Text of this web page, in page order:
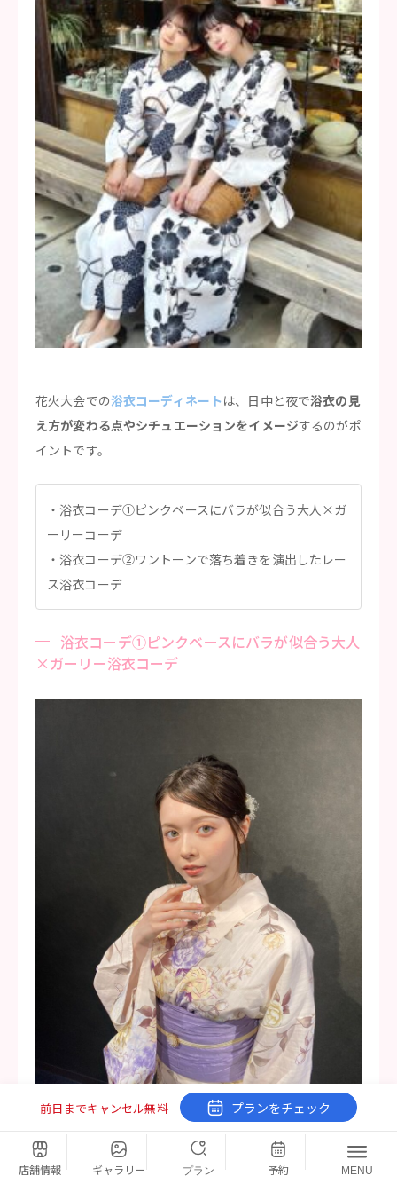
店舗情報 ギャラリー プラン 予約 MENU
花火大会での浴衣コーディネートは、日中と夜で浴衣の見
え方が変わる点やシチュエーションをイメージするのがポ
イントです。
浴衣コーデ①ピンクベースにバラが似合う大人×ガ
ーリーコーデ
浴衣コーデ②ワントーンで落ち着きを演出したレー
ス浴衣コーデ
浴衣コーデ①ピンクベースにバラが似合う大人
×ガーリー浴衣コーデ
浴衣で定番の 大柄モチーフは時間帯を問わず映える華やか
前日までキャンセル無料 プランをチェック